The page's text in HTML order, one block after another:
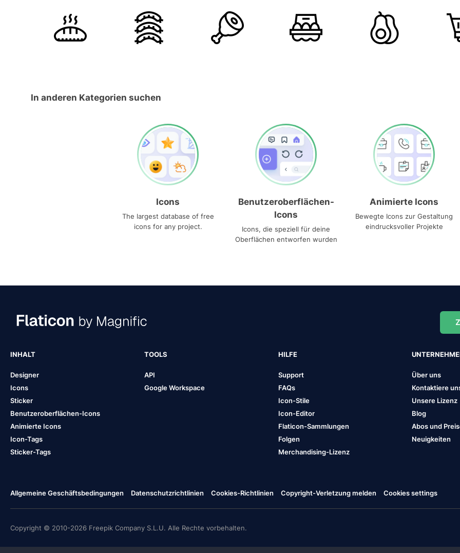
In anderen Kategorien suchen
Icons
The largest database of free
icons for any project.
Benutzeroberflächen-
Icons
Icons, die speziell für deine
Oberflächen entworfen wurden
Animierte Icons
Bewegte Icons zur Gestaltung
eindrucksvoller Projekte
INHALT
Designer
Icons
Sticker
Benutzeroberflächen-Icons
Animierte Icons
Icon-Tags
Sticker-Tags
TOOLS
API
Google Workspace
HILFE
Support
FAQs
Icon-Stile
Icon-Editor
Flaticon-Sammlungen
Folgen
Merchandising-Lizenz
Über uns
Kontaktiere
Unsere Lizenz
Blog
Abos und
Neuigkeiten
Allgemeine Geschäftsbedingungen Datenschutzrichtlinien Cookies-Richtlinien Copyright-Verletzung melden Cookies settings
Copyright © 2010-2026 Freepik Company S.L.U. Alle Rechte vorbehalten.